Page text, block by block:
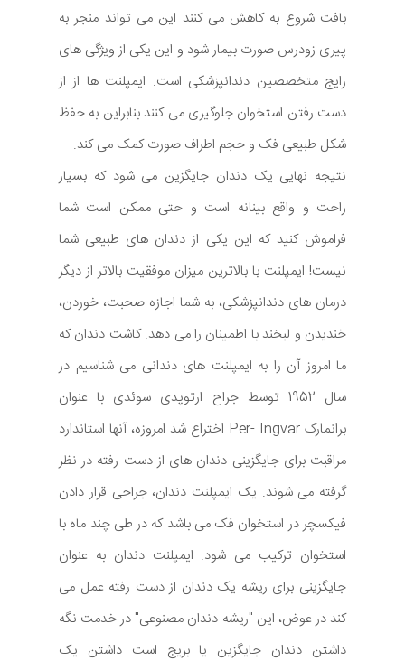
بافت شروع به کاهش می کنند این می تواند منجر به
پیری زودرس صورت بیمار شود و این یکی از ویژگی های
رایج متخصصین دندانپزشکی است. ایمپلنت ها از از
دست رفتن استخوان جلوگیری می کنند بنابراین به حفظ
شکل طبیعی فک و حجم اطراف صورت کمک می کند.
نتیجه نهایی یک دندان جایگزین می شود که بسیار
راحت و واقع بینانه است و حتی ممکن است شما
فراموش کنید که این یکی از دندان های طبیعی شما
نیست! ایمپلنت با بالاترین میزان موفقیت بالاتر از دیگر
درمان های دندانپزشکی، به شما اجازه صحبت، خوردن،
خندیدن و لبخند با اطمینان را می دهد. کاشت دندان که
ما امروز آن را به ایمپلنت های دندانی می شناسیم در
سال 1952 توسط جراح ارتوپدی سوئدی با عنوان
برانمارک Per- Ingvar اختراع شد امروزه، آنها استاندارد
مراقبت برای جایگزینی دندان های از دست رفته در نظر
گرفته می شوند. یک ایمپلنت دندان، جراحی قرار دادن
فیکسچر در استخوان فک می باشد که در طی چند ماه با
استخوان ترکیب می شود. ایمپلنت دندان به عنوان
جایگزینی برای ریشه یک دندان از دست رفته عمل می
کند در عوض، این "ریشه دندان مصنوعی" در خدمت نگه
داشتن دندان جایگزین یا بریج است داشتن یک